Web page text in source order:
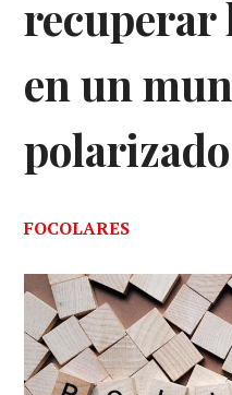
recuperar
en un
polarizado
FOCOLARES